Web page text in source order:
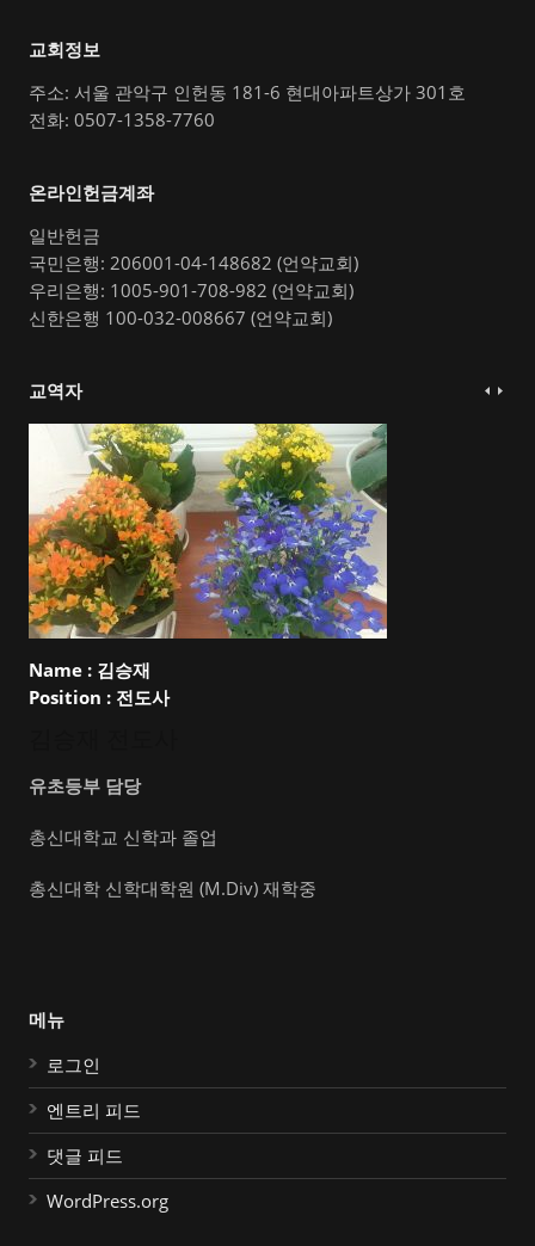
교회정보
주소: 서울 관악구 인헌동 181-6 현대아파트상가 301호
전화: 0507-1358-7760
온라인헌금계좌
일반헌금
국민은행: 206001-04-148682 (언약교회)
우리은행: 1005-901-708-982 (언약교회)
신한은행 100-032-008667 (언약교회)
교역자
Name : 김승재
Position : 전도사
유초등부 담당
총신대학교 신학과 졸업
총신대학 신학대학원 (M.Div) 재학중
메뉴
로그인
엔트리 피드
댓글 피드
WordPress.org